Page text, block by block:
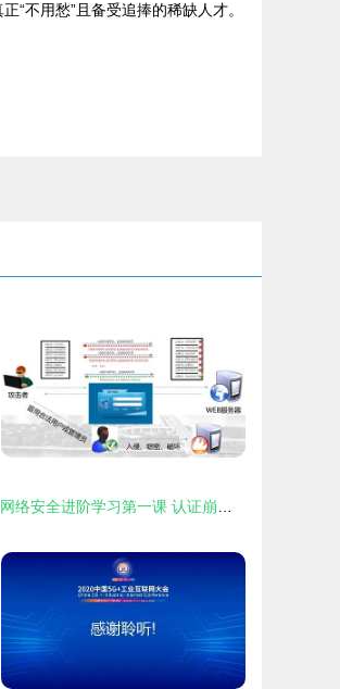
不用愁”且备受追捧的稀缺人才。